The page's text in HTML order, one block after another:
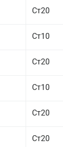
Ст20
Ст10
Ст20
Ст10
Ст20
Ст20